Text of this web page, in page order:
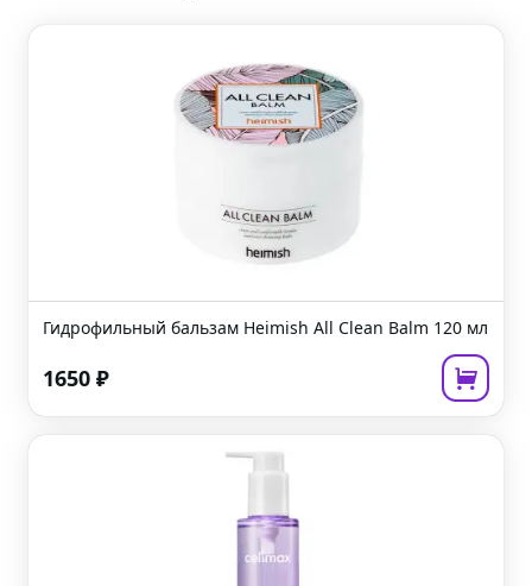
Гидрофильный бальзам Heimish All Clean Balm 120 мл
1650 ₽